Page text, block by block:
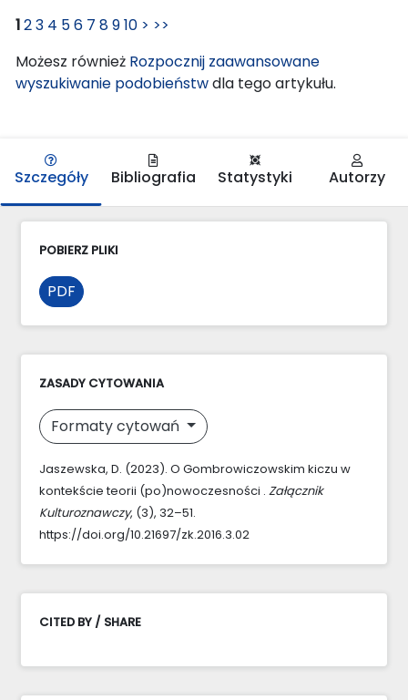
123 4 56 7 8910 > >>
Możesz również Rozpocznij zaawansowane
wyszukiwanie podobieństwdla tego artykułu.
Szczegóły Bibliografia Statystyki Autorzy
POBIERZ PLIKI
PDF
ZASADY CYTOWANIA
Formaty cytowań
Jaszewska, D. (2023). O Gombrowiczowskim kiczu w
kontekście teorii (po)nowoczesności . Załącznik
Kulturoznawczy, (3), 32–51.
https://doi.org/10.21697/zk.2016.3.02
CITED BY / SHARE